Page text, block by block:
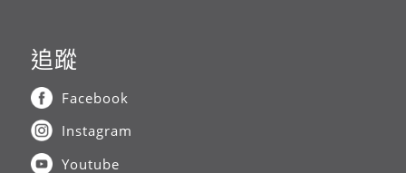
追蹤
Facebook
Instagram
Youtube